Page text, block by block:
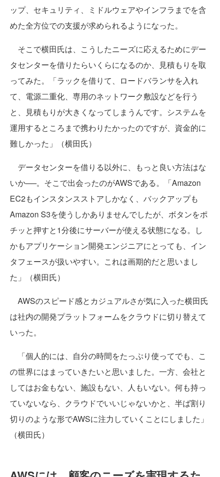
ップ、セキュリティ、ミドルウェアやインフラまでを含
めた全方位での支援が求められるようになった。
そこで横田氏は、こうしたニーズに応えるためにデー
タセンターを借りたらいくらになるのか、見積もりを取
ってみた。「ラックを借りて、ロードバランサを入れ
て、電源二重化、専用のネットワーク敷設などを行う
と、見積もりが大きくなってしまうんです。システムを
運用するところまで携わりたかったのですが、資金的に
難しかった」（横田氏）
データセンターを借りる以外に、もっと良い方法はな
いか──。そこで出会ったのがAWSである。「Amazon
EC2もインスタンスストアしかなく、バックアップも
Amazon S3を使うしかありませんでしたが、ボタンをポ
チッと押すと1分後にサーバーが使える状態になる。し
かもアプリケーション開発エンジニアにとっても、イン
タフェースが扱いやすい。これは画期的だと思いまし
た」（横田氏）
AWSのスピード感とカジュアルさが気に入った横田氏
は社内の開発プラットフォームをクラウドに切り替えて
いった。
「個人的には、自分の時間をたっぷり使ってでも、こ
の世界にはまっていきたいと思いました。一方、会社と
してはお金もない、施設もない、人もいない。何も持っ
ていないなら、クラウドでいいじゃないかと、半ば割り
切りのような形でAWSに注力していくことにしました」
（横田氏）